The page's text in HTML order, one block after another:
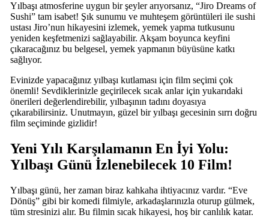
Yılbaşı atmosferine uygun bir şeyler arıyorsanız, “Jiro Dreams of
Sushi” tam isabet! Şık sunumu ve muhteşem görüntüleri ile sushi
ustası Jiro’nun hikayesini izlemek, yemek yapma tutkusunu
yeniden keşfetmenizi sağlayabilir. Akşam boyunca keyfini
çıkaracağınız bu belgesel, yemek yapmanın büyüsüne katkı
sağlıyor.
Evinizde yapacağınız yılbaşı kutlaması için film seçimi çok
önemli! Sevdiklerinizle geçirilecek sıcak anlar için yukarıdaki
önerileri değerlendirebilir, yılbaşının tadını doyasıya
çıkarabilirsiniz. Unutmayın, güzel bir yılbaşı gecesinin sırrı doğru
film seçiminde gizlidir!
Yeni Yılı Karşılamanın En İyi Yolu:
Yılbaşı Günü İzlenebilecek 10 Film!
Yılbaşı günü, her zaman biraz kahkaha ihtiyacınız vardır. “Eve
Dönüş” gibi bir komedi filmiyle, arkadaşlarınızla oturup gülmek,
tüm stresinizi alır. Bu filmin sıcak hikayesi, hoş bir canlılık katar.